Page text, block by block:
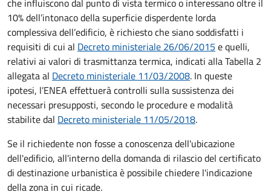
10% dell’intonaco della superficie disperdente lorda
complessiva dell’edificio, è richiesto che siano soddisfatti i
requisiti di cui al Decreto ministeriale 26/06/2015 e quelli,
relativi ai valori di trasmittanza termica, indicati alla Tabella 2
allegata al Decreto ministeriale 11/03/2008. In queste
ipotesi, l’ENEA effettuerà controlli sulla sussistenza dei
necessari presupposti, secondo le procedure e modalità
stabilite dal Decreto ministeriale 11/05/2018.
Se il richiedente non fosse a conoscenza dell'ubicazione
dell'edificio, all'interno della domanda di rilascio del certificato
di destinazione urbanistica è possibile chiedere l'indicazione
della zona in cui ricade.